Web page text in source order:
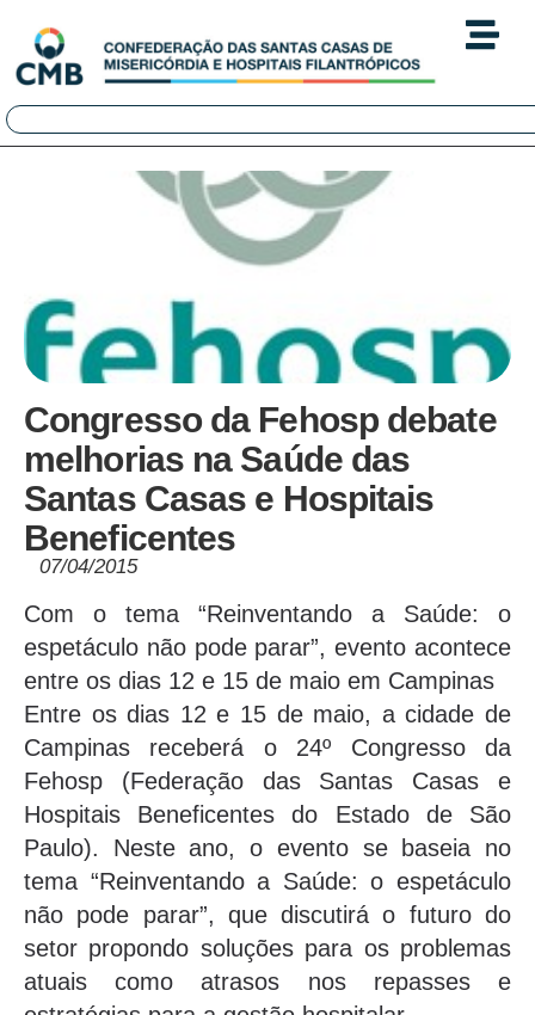
Congresso da Fehosp debate
melhorias na Saúde das
Santas Casas e Hospitais
Beneficentes
07/04/2015
Com o tema “Reinventando a Saúde: o
espetáculo não pode parar”, evento acontece
entre os dias 12 e 15 de maio em Campinas
Entre os dias 12 e 15 de maio, a cidade de
Campinas receberá o 24º Congresso da
Fehosp (Federação das Santas Casas e
Hospitais Beneficentes do Estado de São
Paulo). Neste ano, o evento se baseia no
tema “Reinventando a Saúde: o espetáculo
não pode parar”, que discutirá o futuro do
setor propondo soluções para os problemas
atuais como atrasos nos repasses e